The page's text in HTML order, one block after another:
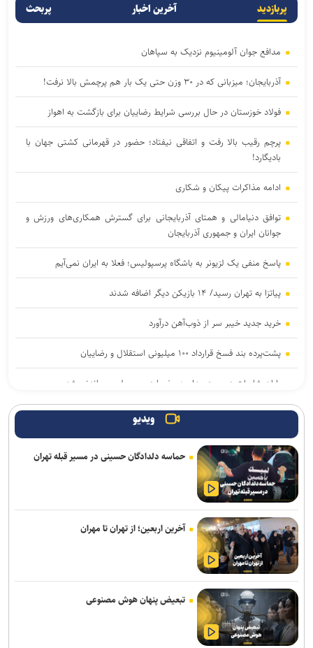
پربازدید آخرین اخبار پربحث
مدافع جوان آلومینیوم نزدیک به سپاهان
آذربایجان؛ میزبانی که در ۳۰ وزن حتی یک بار هم پرچمش بالا نرفت!
فولاد خوزستان در حال بررسی شرایط رضاییان برای بازگشت به اهواز
پرچم رقیب بالا رفت و اتفاقی نیفتاد؛ حضور در قهرمانی کشتی جهان با
بادیگارد!
ادامه مذاکرات پیکان و شکاری
توافق دنیامالی و همتای آذربایجانی برای گسترش همکاری‌های ورزش و
جوانان ایران و جمهوری آذربایجان
پاسخ منفی یک لزیونر به باشگاه پرسپولیس؛ فعلا به ایران نمی‌آیم
پیاتزا به تهران رسید/ ۱۴ بازیکن دیگر اضافه شدند
خرید جدید خیبر سر از ذوب‌آهن درآورد
پشت‌پرده بند فسخ قرارداد ۱۰۰ میلیونی استقلال و رضاییان
پایان شایعات در مورد جدایی؛ بیفوما در پرسپولیس ماندنی شد
موضع جدید نساجی درباره ایری و طاهری
سفر مربی جدید استقلال به ایران
استعلام استقلال از فیفا در مورد جذب بازیکن آزاد و پنجره تیم بانوان
واگذاری امتیاز شناورسازی قشم به سازمان منطقه آزاد/ بازگشت اصولی به
مدیریت فوتبال
رکوردهای جهانی یوسفی و نصیری حفظ شد
تور جهانی تنیس صربستان| ادامه پیروزی‌های یزدانی و جدال با نماینده
روسیه
گودرزی: برخی از هندی‌ها سن‌شان تقلبی است ولی نباید باز هم به آنها
می‌باختیم/ ۵-۶ چهره خوب به کشتی ایران معرفی کردیم
ویدیو
حماسه دلدادگان حسینی در مسیر قبله تهران
آخرین اربعین؛ از تهران تا مهران
تبعیض پنهان هوش مصنوعی